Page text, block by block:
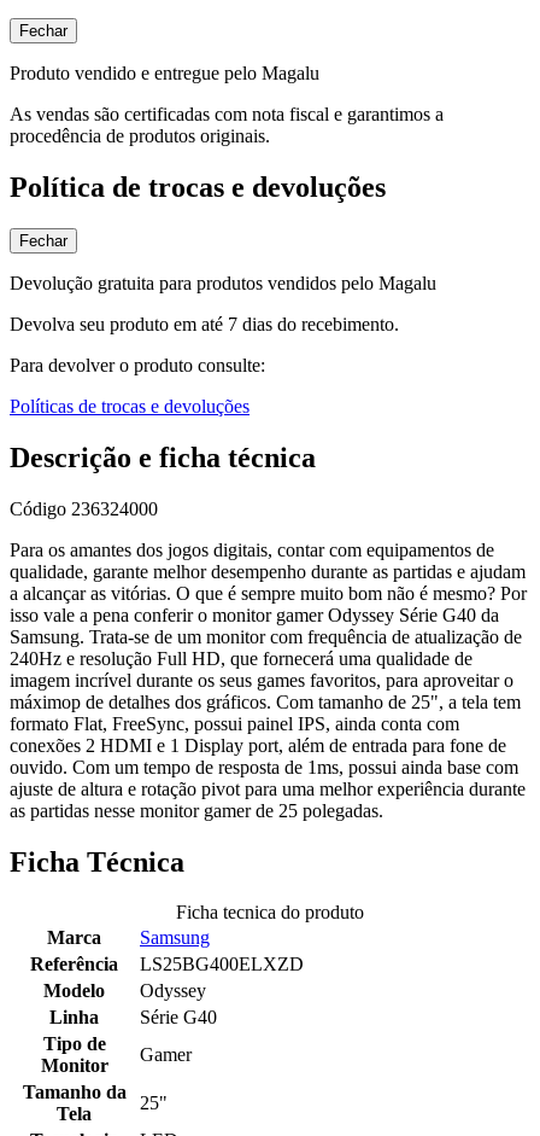
Fechar
Produto vendido e entregue pelo Magalu
As vendas são certificadas com nota fiscal e garantimos a
procedência de produtos originais.
Política de trocas e devoluções
Fechar
Devolução gratuita para produtos vendidos pelo Magalu
Devolva seu produto em até 7 dias do recebimento.
Para devolver o produto consulte:
Políticas de trocas e devoluções
Descrição e ficha técnica
Código 236324000
Para os amantes dos jogos digitais, contar com equipamentos de
qualidade, garante melhor desempenho durante as partidas e ajudam
a alcançar as vitórias. O que é sempre muito bom não é mesmo? Por
isso vale a pena conferir o monitor gamer Odyssey Série G40 da
Samsung. Trata-se de um monitor com frequência de atualização de
240Hz e resolução Full HD, que fornecerá uma qualidade de
imagem incrível durante os seus games favoritos, para aproveitar o
máximop de detalhes dos gráficos. Com tamanho de 25", a tela tem
formato Flat, FreeSync, possui painel IPS, ainda conta com
conexões 2 HDMI e 1 Display port, além de entrada para fone de
ouvido. Com um tempo de resposta de 1ms, possui ainda base com
ajuste de altura e rotação pivot para uma melhor experiência durante
as partidas nesse monitor gamer de 25 polegadas.
Ficha Técnica
Ficha tecnica do produto
Marca
Samsung
Referência
LS25BG400ELXZD
Modelo
Odyssey
Linha
Série G40
Tipo de
Monitor
Gamer
Tamanho da
Tela
25"